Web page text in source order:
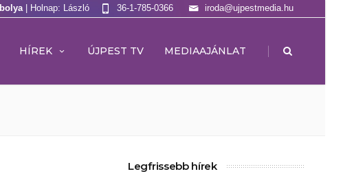
| Holnap: László iroda@ujpestmedia.hu
36-1-785-0366
HÍREK ÚJPEST TV MEDIAAJÁNLAT |
Legfrissebb hírek